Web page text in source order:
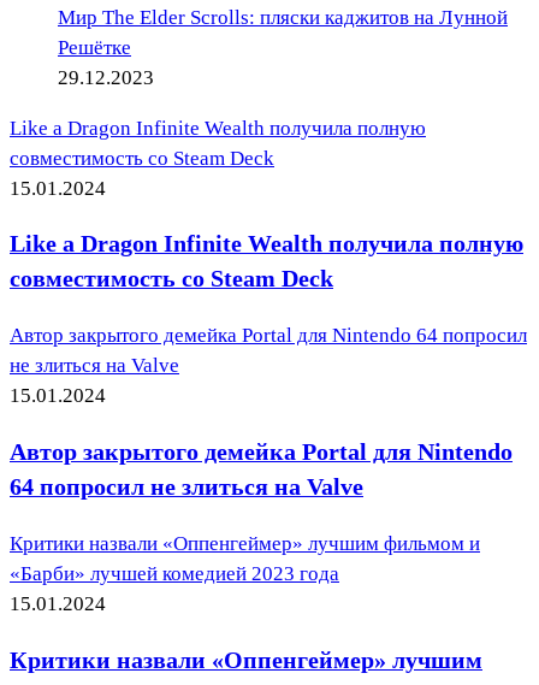
Мир The Elder Scrolls: пляски каджитов на Лунной
Решётке
29.12.2023
Like a Dragon Infinite Wealth получила полную
совместимость со Steam Deck
15.01.2024
Like a Dragon Infinite Wealth получила полную
совместимость со Steam Deck
Автор закрытого демейка Portal для Nintendo 64 попросил
не злиться на Valve
15.01.2024
Автор закрытого демейка Portal для Nintendo
64 попросил не злиться на Valve
Критики назвали «Оппенгеймер» лучшим фильмом и
«Барби» лучшей комедией 2023 года
15.01.2024
Критики назвали «Оппенгеймер» лучшим